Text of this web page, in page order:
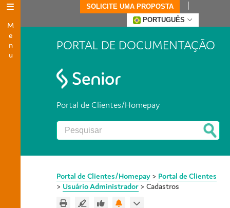
Menu
SOLICITE UMA PROPOSTA
PORTUGUÊS
PORTAL DE DOCUMENTAÇÃO
Portal de Clientes/Homepay
Portal de Clientes/Homepay > Portal de Clientes
> Usuário Administrador > Cadastros